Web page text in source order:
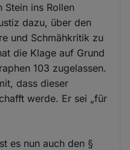
Stein ins Rollen
dazu, über den
und Schmähkritik zu
die Klage auf Grund
103 zugelassen.
dass dieser
werde. Er sei „für
es nun auch den §